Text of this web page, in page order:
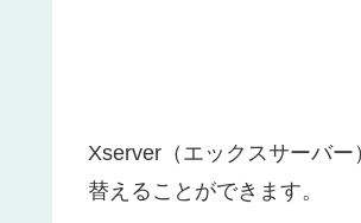
Xserver（エックスサーバ
替えることができます。